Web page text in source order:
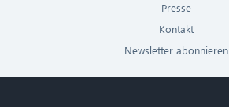
Presse
Kontakt
Newsletter abonnieren